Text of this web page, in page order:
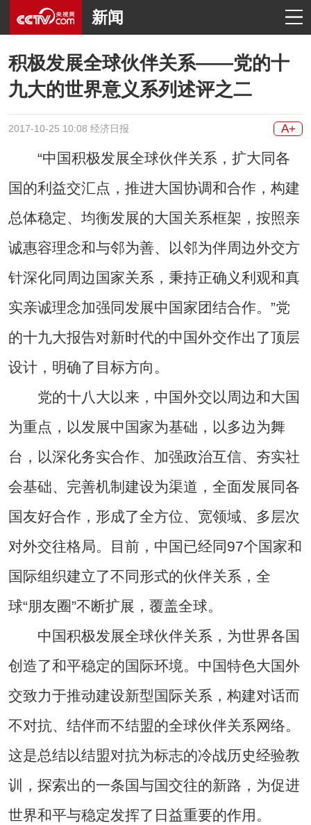
新闻
积极发展全球伙伴关系——党的十
九大的世界意义系列述评之二
2017-10-25 10:08 经济日报 A+
“中国积极发展全球伙伴关系，扩大同各
国的利益交汇点，推进大国协调和合作，构建
总体稳定、均衡发展的大国关系框架，按照亲
诚惠容理念和与邻为善、以邻为伴周边外交方
针深化同周边国家关系，秉持正确义利观和真
实亲诚理念加强同发展中国家团结合作。”党
的十九大报告对新时代的中国外交作出了顶层
设计，明确了目标方向。
党的十八大以来，中国外交以周边和大国
为重点，以发展中国家为基础，以多边为舞
台，以深化务实合作、加强政治互信、夯实社
会基础、完善机制建设为渠道，全面发展同各
国友好合作，形成了全方位、宽领域、多层次
对外交往格局。目前，中国已经同97个国家和
国际组织建立了不同形式的伙伴关系，全
球“朋友圈”不断扩展，覆盖全球。
中国积极发展全球伙伴关系，为世界各国
创造了和平稳定的国际环境。中国特色大国外
交致力于推动建设新型国际关系，构建对话而
不对抗、结伴而不结盟的全球伙伴关系网络。
这是总结以结盟对抗为标志的冷战历史经验教
训，探索出的一条国与国交往的新路，为促进
世界和平与稳定发挥了日益重要的作用。